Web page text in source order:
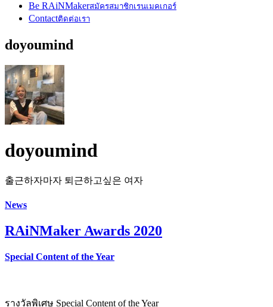
Be RAiNMakerสมัครสมาชิกเรนเมคเกอร์
Contactติดต่อเรา
doyoumind
doyoumind
출근하자마자 퇴근하고싶은 여자
News
RAiNMaker Awards 2020
Special Content of the Year
รางวัลพิเศษ Special Content of the Year